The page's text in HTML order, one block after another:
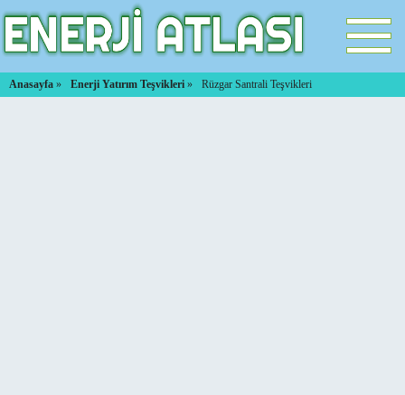
Anasayfa » Enerji Yatırım Teşvikleri » Rüzgar Santrali Teşvikleri